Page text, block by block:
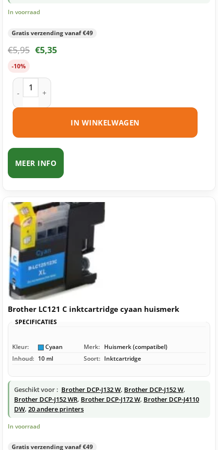
In voorraad
Gratis verzending vanaf €49
€5,95 €5,35
-10%
Brother LC121 BK inktcartridge zwart huismerk aantal
IN WINKELWAGEN
MEER INFO
Brother LC121 C inktcartridge cyaan huismerk
SPECIFICATIES
Kleur: Cyaan Merk: Huismerk (compatibel)
Inhoud: 10 ml Soort: Inktcartridge
Geschikt voor : Brother DCP-J132 W, Brother DCP-J152 W,
Brother DCP-J152 WR, Brother DCP-J172 W, Brother DCP-J4110
DW, 20 andere printers
In voorraad
Gratis verzending vanaf €49